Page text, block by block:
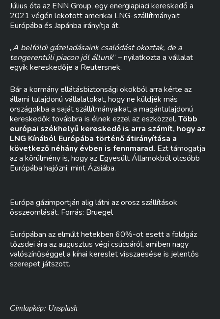
Július óta az ENN Group, egy energiapiaci kereskedő a
2021 végén lekötött amerikai LNG-szállítmányait
Európába és Japánba irányítja át.
„A belföldi gázeladásaink csalódást okoztak, de a
tengerentúli piacon jól állunk” – nyilatkozta a vállalat
egyik kereskedője a Reutersnek.
Bár a kormány ellátásbiztonsági okokból arra kérte az
állami tulajdonú vállalatokat, hogy ne küldjék más
országokba a saját szállítmányaikat, a magántulajdonú
kereskedők továbbra is élnek ezzel az eszközzel. Több
európai székhelyű kereskedő is arra számít, hogy az
LNG Kínából Európába történő átirányítása a
következő néhány évben is fennmarad. Ezt támogatja
az a körülmény is, hogy az Egyesült Államokból olcsóbb
Európába hajózni, mint Ázsiába.
Európa gázimportján alig látni az orosz szállítások
összeomlását. Forrás: Bruegel
Európában az elmúlt hetekben 60%-ot esett a földgáz
tőzsdei ára az augusztus végi csúcsáról, amiben nagy
valószínűséggel a kínai kereslet visszaesése is jelentős
szerepet játszott.
Címlapkép: Unsplash